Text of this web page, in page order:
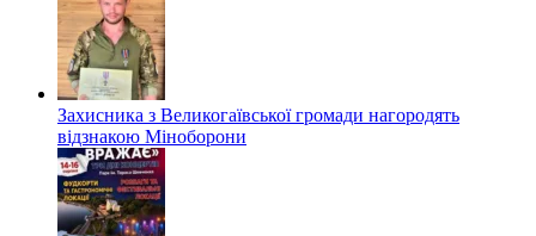
Захисника з Великогаївської громади нагородять
відзнакою Міноборони